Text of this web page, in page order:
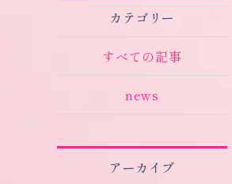
カテゴリー
すべての記事
news
アーカイブ